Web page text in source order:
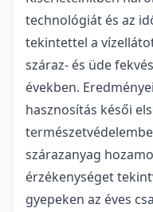
technológiát és az
tekintettel a
száraz- és üde
években.
hasznosítás késői
szárazanyag
érzékenységet
gyepeken az éves